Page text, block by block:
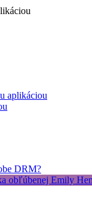
aplikáciou
DRM?